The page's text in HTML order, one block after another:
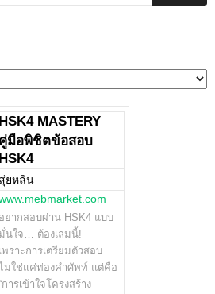
HSK4 MASTERY
คู่มือพิชิตข้อสอบ
HSK4
สุ่ยหลิน
อยากสอบผ่าน HSK4 แบบ
มั่นใจ… ต้องเล่มนี้!
เพราะการเตรียมตัวสอบ
ม่ใช่แค่ท่องคำศัพท์ แต่คือ
การเข้าใจโครงสร้าง